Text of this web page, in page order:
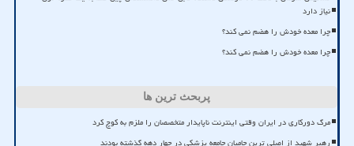
نیاز دارد
چرا معده خودش را هضم نمی کند؟
چرا معده خودش را هضم نمی کند؟
پربحث ترین ها
مرگ دورکاری در ایران وقتی اینترنت ناپایدار متخصصان را ملزم به کوچ کرد